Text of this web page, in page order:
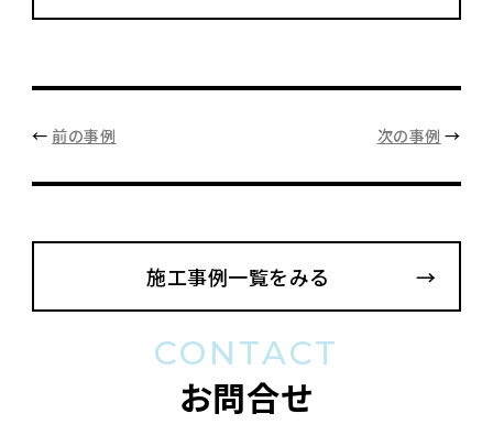
← 前の事例 次の事例 →
施工事例一覧をみる
CONTACT
お問合せ